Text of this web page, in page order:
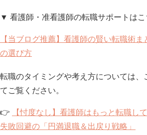
▼ 看護師・准看護師の転職サポートはこ
【当ブログ推薦】看護師の賢い転職術
の選び方
転職のタイミングや考え方については、
てご覧ください。
👉
【忖度なし】看護師はもっと転職し
失敗回避の「円満退職＆出戻り戦略」